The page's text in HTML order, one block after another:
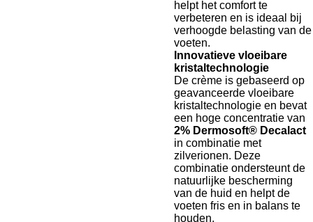
helpt het comfort te
verbeteren en is ideaal bij
verhoogde belasting van de
voeten.
Innovatieve vloeibare
kristaltechnologie
De crème is gebaseerd op
geavanceerde vloeibare
kristaltechnologie en bevat
een hoge concentratie van
2% Dermosoft® Decalact
in combinatie met
zilverionen. Deze
combinatie ondersteunt de
natuurlijke bescherming
van de huid en helpt de
voeten fris en in balans te
houden.